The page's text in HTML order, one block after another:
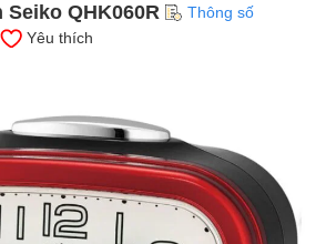
QHK060R
Thông số
Yêu thích